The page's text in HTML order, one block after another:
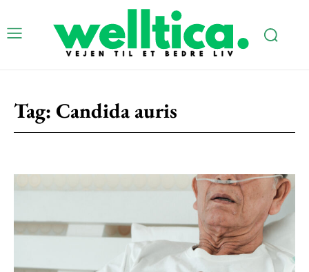
Subscription Plans
Free limited access
Gratis / forever
Tag: Candida auris